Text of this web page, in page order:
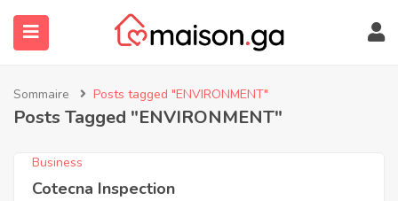
Sommaire Posts tagged "ENVIRONMENT"
Posts Tagged "ENVIRONMENT"
Business
Cotecna Inspection